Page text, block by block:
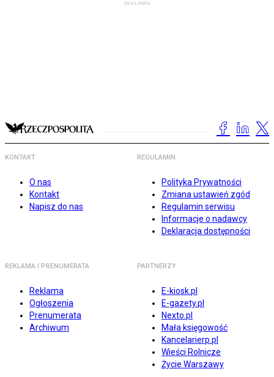
KONTAKT
O nas
Kontakt
Napisz do nas
REGULAMIN
Polityka Prywatności
Zmiana ustawień zgód
Regulamin serwisu
Informacje o nadawcy
Deklaracja dostępności
REKLAMA I PRENUMERATA
Reklama
Ogłoszenia
Prenumerata
Archiwum
PARTNERZY
E-kiosk.pl
E-gazety.pl
Nexto.pl
Mała księgowość
Kancelarierp.pl
Wieści Rolnicze
Życie Warszawy